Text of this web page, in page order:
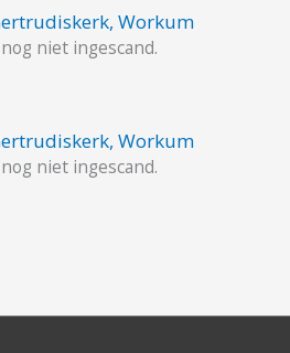
Workum
niet ingescand.
Workum
niet ingescand.